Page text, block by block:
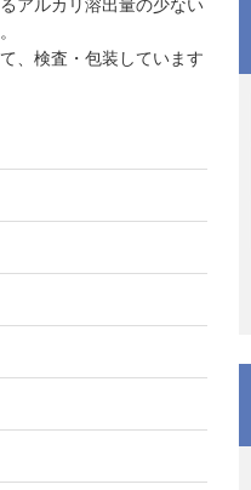
アルカリ溶出量の少ない
、検査・包装しています